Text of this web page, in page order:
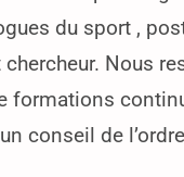
du sport ,
Nous
formations
conseil de